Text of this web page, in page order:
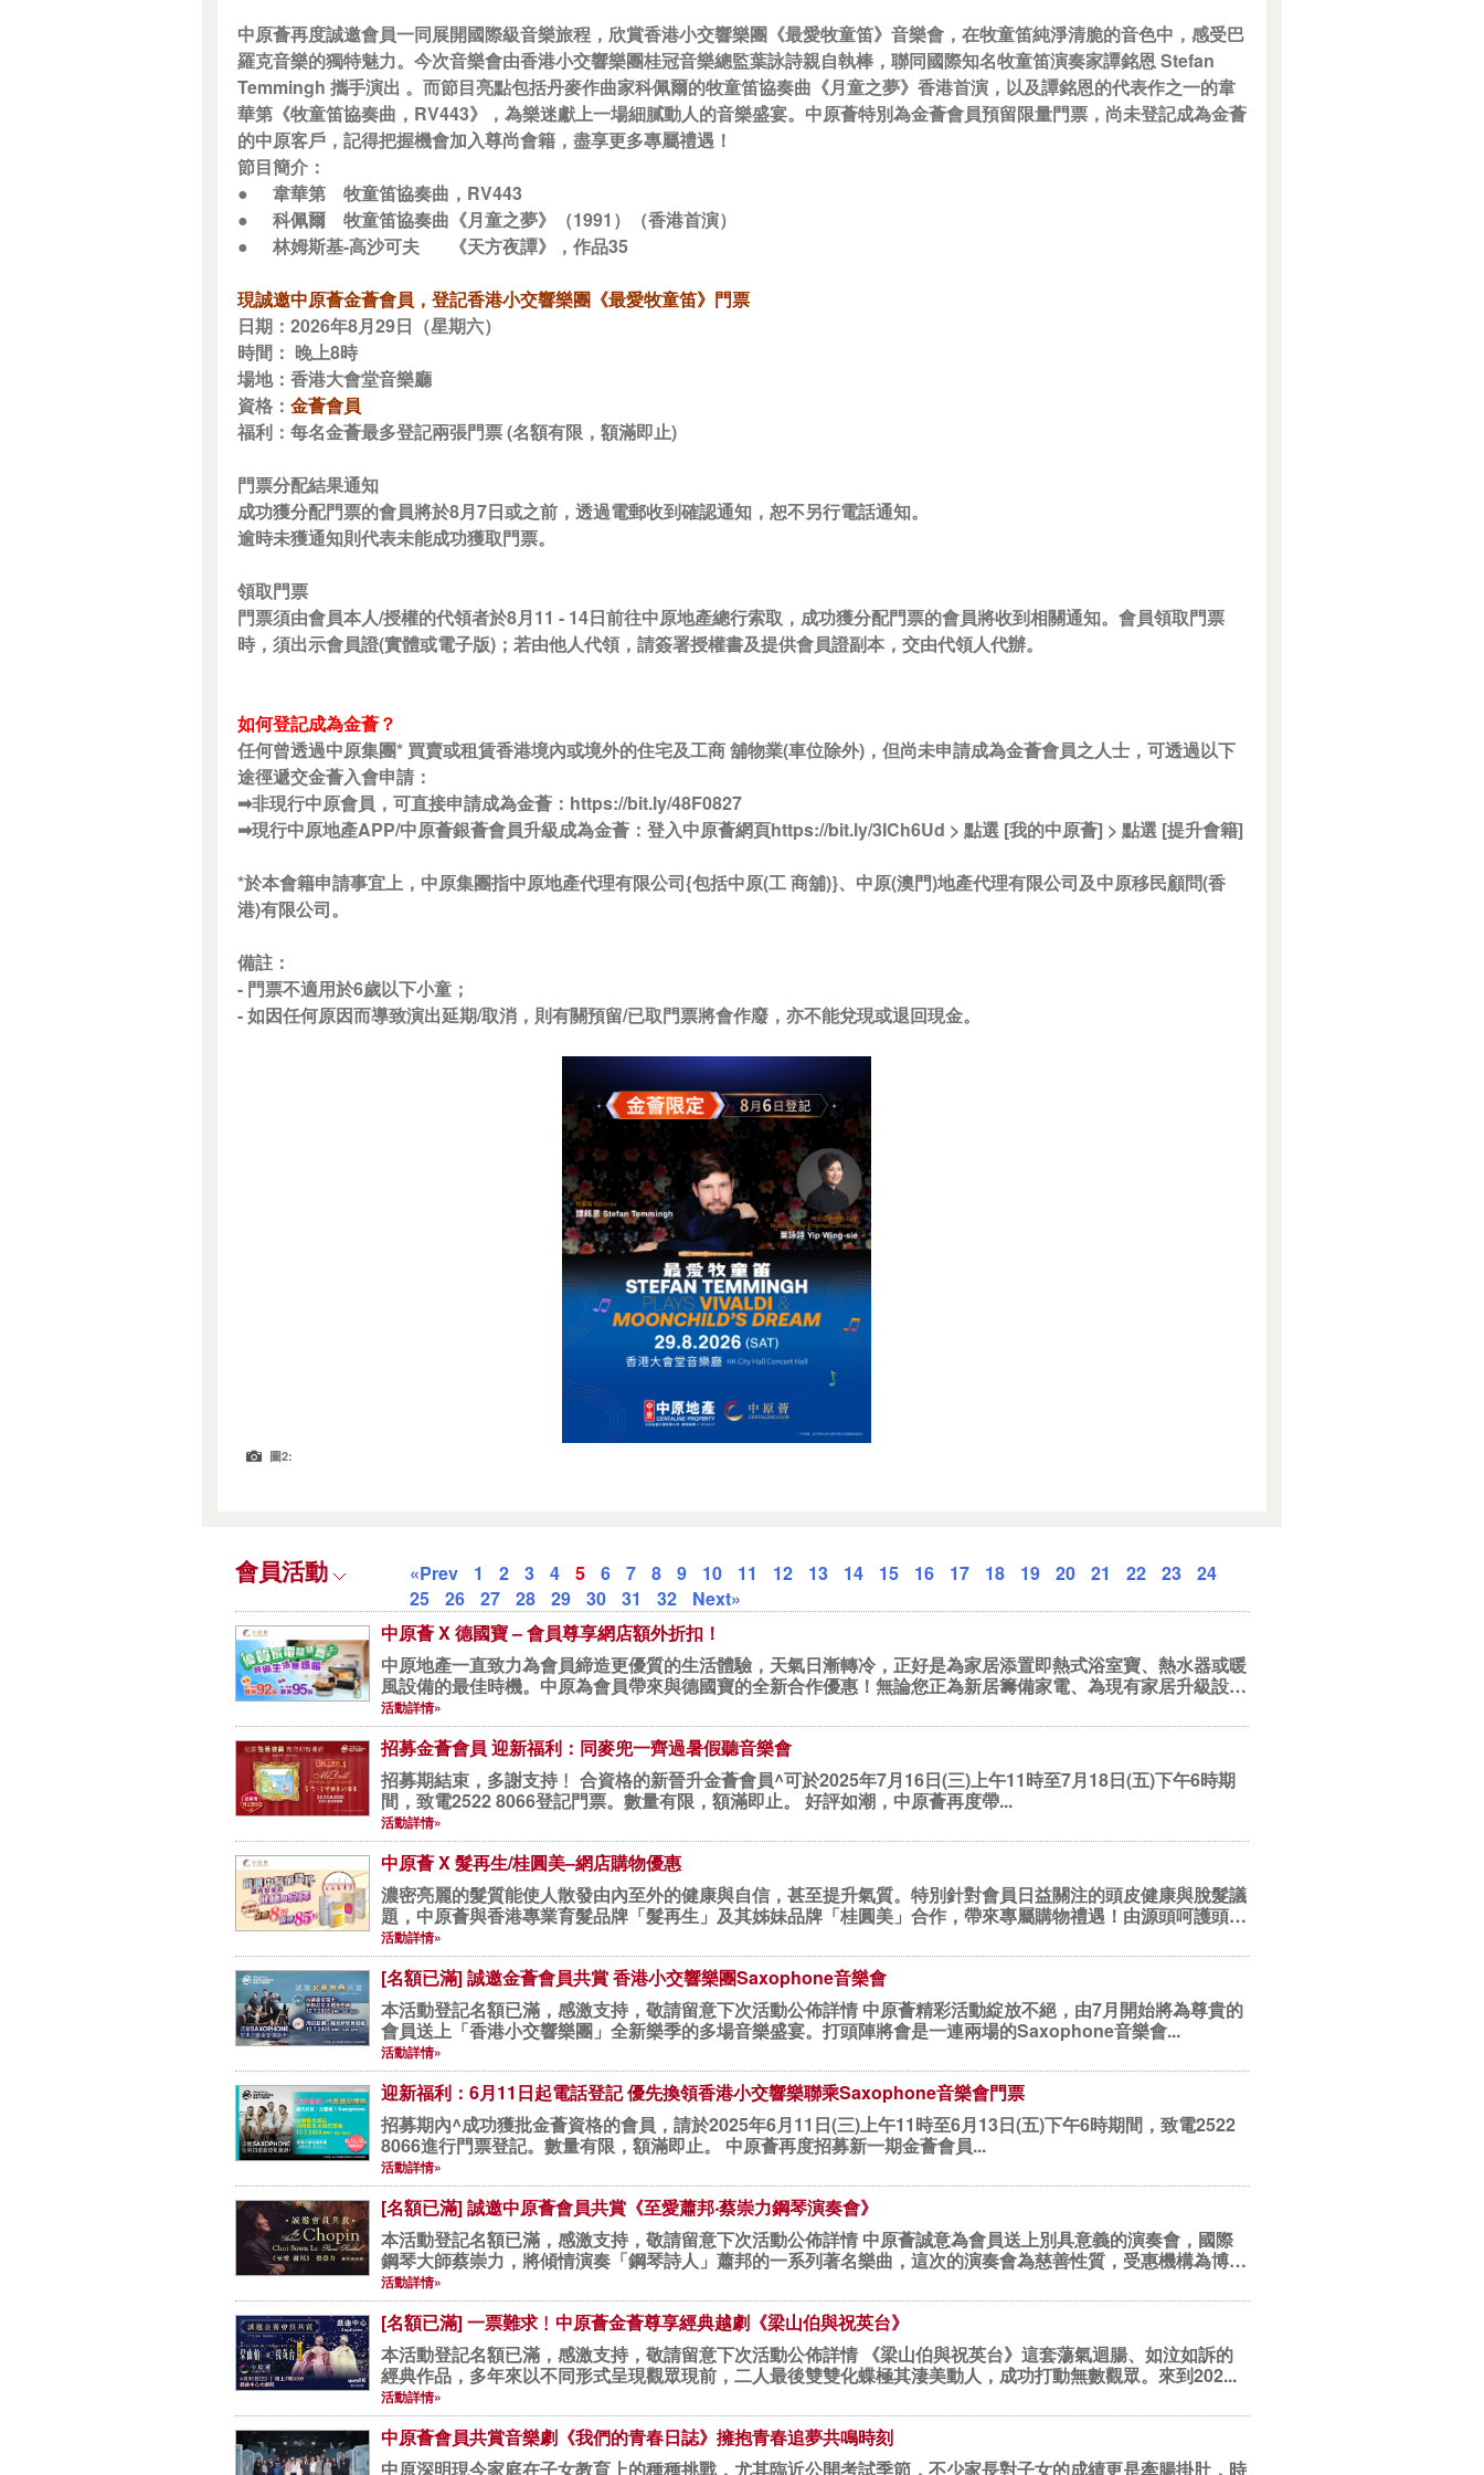
中原薈再度誠邀會員一同展開國際級音樂旅程，欣賞香港小交響樂團《最愛牧童笛》音樂會，在牧童笛純淨清脆的音色中，感受巴
羅克音樂的獨特魅力。今次音樂會由香港小交響樂團桂冠音樂總監葉詠詩親自執棒，聯同國際知名牧童笛演奏家譚銘恩 Stefan
Temmingh 攜手演出 。而節目亮點包括丹麥作曲家科佩爾的牧童笛協奏曲《月童之夢》香港首演，以及譚銘恩的代表作之一的韋
華第《牧童笛協奏曲，RV443》，為樂迷獻上一場細膩動人的音樂盛宴。中原薈特別為金薈會員預留限量門票，尚未登記成為金薈
的中原客戶，記得把握機會加入尊尚會籍，盡享更多專屬禮遇！
節目簡介：
●
韋華第
牧童笛協奏曲，RV443
●
科佩爾
牧童笛協奏曲《月童之夢》（1991）（香港首演）
●
林姆斯基-高沙可夫 《天方夜譚》，作品35
現誠邀中原薈金薈會員，登記香港小交響樂團《最愛牧童笛》門票
日期：2026年8月29日（星期六）
時間： 晚上8時
場地：香港大會堂音樂廳
資格： 金薈會員
福利：每名金薈最多登記兩張門票 (名額有限，額滿即止)
門票分配結果通知
成功獲分配門票的會員將於8月7日或之前，透過電郵收到確認通知，恕不另行電話通知。
逾時未獲通知則代表未能成功獲取門票。
領取門票
門票須由會員本人/授權的代領者於8月11 - 14日前往中原地產總行索取，成功獲分配門票的會員將收到相關通知。會員領取門票
時，須出示會員證(實體或電子版)；若由他人代領，請簽署授權書及提供會員證副本，交由代領人代辦。
如何登記成為金薈？
任何曾透過中原集團* 買賣或租賃香港境內或境外的住宅及工商 舖物業(車位除外)，但尚未申請成為金薈會員之人士，可透過以下
途徑遞交金薈入會申請：
➡非現行中原會員，可直接申請成為金薈：https://bit.ly/48F0827
➡現行中原地產APP/中原薈銀薈會員升級成為金薈：登入中原薈網頁https://bit.ly/3ICh6Ud > 點選 [我的中原薈] > 點選 [提升會籍]
*於本會籍申請事宜上，中原集團指中原地產代理有限公司{包括中原(工 商舖)}、中原(澳門)地產代理有限公司及中原移民顧問(香
港)有限公司。
備註：
- 門票不適用於6歲以下小童；
- 如因任何原因而導致演出延期/取消，則有關預留/已取門票將會作廢，亦不能兌現或退回現金。
圖2:
會員活動 «Prev 1 2 3 4 5 6 7 8 9 10 11 12 13 14 15 16 17 18 19 20 21 22 23
24
25
26 27 28 29 30 31 32
Next»
中原薈 X 德國寶 – 會員尊享網店額外折扣！
中原地產一直致力為會員締造更優質的生活體驗，天氣日漸轉冷，正好是為家居添置即熱式浴室寶、熱水器或暖
風設備的最佳時機。中原為會員帶來與德國寶的全新合作優惠！無論您正為新居籌備家電、為現有家居升級設
備，還...
活動詳情»
招募金薈會員 迎新福利：同麥兜一齊過暑假聽音樂會
招募期結束，多謝支持﹗ 合資格的新晉升金薈會員^可於2025年7月16日(三)上午11時至7月18日(五)下午6時期
間，致電2522 8066登記門票。數量有限，額滿即止。 好評如潮，中原薈再度帶...
活動詳情»
中原薈 X 髮再生/桂圓美–網店購物優惠
濃密亮麗的髮質能使人散發由內至外的健康與自信，甚至提升氣質。特別針對會員日益關注的頭皮健康與脫髮議
題，中原薈與香港專業育髮品牌「髮再生」及其姊妹品牌「桂圓美」合作，帶來專屬購物禮遇！由源頭呵護頭
皮、強...
活動詳情»
[名額已滿] 誠邀金薈會員共賞 香港小交響樂團Saxophone音樂會
本活動登記名額已滿，感激支持，敬請留意下次活動公佈詳情 中原薈精彩活動綻放不絕，由7月開始將為尊貴的
會員送上「香港小交響樂團」全新樂季的多場音樂盛宴。打頭陣將會是一連兩場的Saxophone音樂會...
活動詳情»
迎新福利：6月11日起電話登記 優先換領香港小交響樂聯乘Saxophone音樂會門票
招募期內^成功獲批金薈資格的會員，請於2025年6月11日(三)上午11時至6月13日(五)下午6時期間，致電2522
8066進行門票登記。數量有限，額滿即止。 中原薈再度招募新一期金薈會員...
活動詳情»
[名額已滿] 誠邀中原薈會員共賞《至愛蕭邦‧蔡崇力鋼琴演奏會》
本活動登記名額已滿，感激支持，敬請留意下次活動公佈詳情 中原薈誠意為會員送上別具意義的演奏會，國際
鋼琴大師蔡崇力，將傾情演奏「鋼琴詩人」蕭邦的一系列著名樂曲，這次的演奏會為慈善性質，受惠機構為博愛
醫院...
活動詳情»
[名額已滿] 一票難求﹗中原薈金薈尊享經典越劇《梁山伯與祝英台》
本活動登記名額已滿，感激支持，敬請留意下次活動公佈詳情 《梁山伯與祝英台》這套蕩氣迴腸、如泣如訴的
經典作品，多年來以不同形式呈現觀眾現前，二人最後雙雙化蝶極其淒美動人，成功打動無數觀眾。來到202...
活動詳情»
中原薈會員共賞音樂劇《我們的青春日誌》擁抱青春追夢共鳴時刻
中原深明現今家庭在子女教育上的種種挑戰，尤其臨近公開考試季節，不少家長對子女的成績更是牽腸掛肚，時